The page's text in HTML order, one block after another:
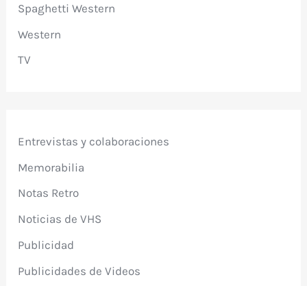
Spaghetti Western
Western
TV
Entrevistas y colaboraciones
Memorabilia
Notas Retro
Noticias de VHS
Publicidad
Publicidades de Videos